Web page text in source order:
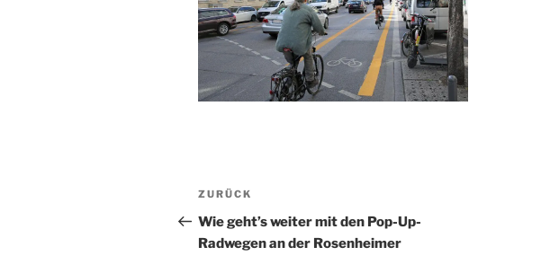
Beitragsnavigation
Vorheriger
Beitrag
ZURÜCK
Wie geht’s weiter mit den Pop-Up-
Radwegen an der Rosenheimer